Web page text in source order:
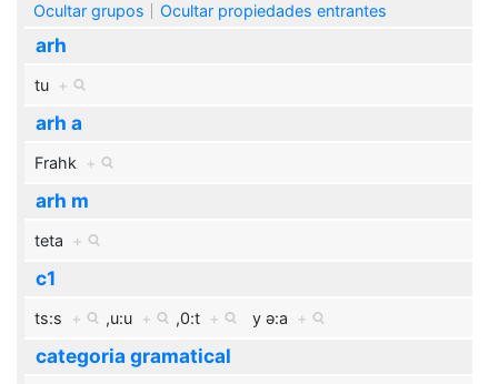
Ocultar grupos Ocultar propiedades entrantes
arh
tu +
arh a
Frahk +
arh m
teta +
c1
ts:s + ,u:u + ,0:t + y ə:a +
categoria gramatical